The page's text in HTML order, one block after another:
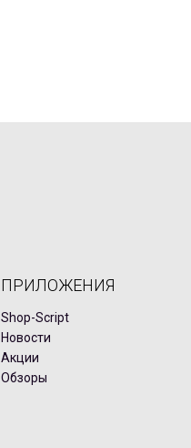
ПРИЛОЖЕНИЯ
Shop-Script
Новости
Акции
Обзоры